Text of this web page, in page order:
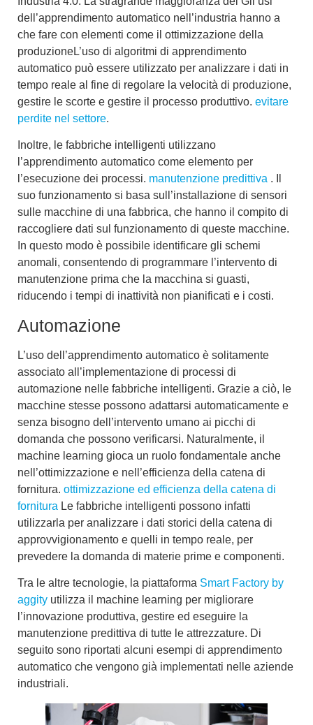
dell’apprendimento automatico nell’industria hanno a
che fare con elementi come il ottimizzazione della
produzioneL’uso di algoritmi di apprendimento
automatico può essere utilizzato per analizzare i dati in
tempo reale al fine di regolare la velocità di produzione,
gestire le scorte e gestire il processo produttivo. evitare
perdite nel settore.
Inoltre, le fabbriche intelligenti utilizzano
l’apprendimento automatico come elemento per
l’esecuzione dei processi. manutenzione predittiva .
suo funzionamento si basa sull’installazione di sensori
sulle macchine di una fabbrica, che hanno il compito di
raccogliere dati sul funzionamento di queste macchine.
In questo modo è possibile identificare gli schemi
anomali, consentendo di programmare l’intervento di
manutenzione prima che la macchina si guasti,
riducendo i tempi di inattività non pianificati e i costi.
Automazione
L’uso dell’apprendimento automatico è solitamente
associato all’implementazione di processi di
automazione nelle fabbriche intelligenti. Grazie a ciò, le
macchine stesse possono adattarsi automaticamente e
senza bisogno dell’intervento umano ai picchi di
domanda che possono verificarsi. Naturalmente, il
machine learning gioca un ruolo fondamentale anche
nell’ottimizzazione e nell’efficienza della catena di
fornitura. ottimizzazione ed efficienza della catena di
fornitura Le fabbriche intelligenti possono infatti
utilizzarla per analizzare i dati storici della catena di
approvvigionamento e quelli in tempo reale, per
prevedere la domanda di materie prime e componenti.
Tra le altre tecnologie, la piattaforma Smart Factory by
aggity utilizza il machine learning per migliorare
l’innovazione produttiva, gestire ed eseguire la
manutenzione predittiva di tutte le attrezzature. Di
seguito sono riportati alcuni esempi di apprendimento
automatico che vengono già implementati nelle aziende
industriali.